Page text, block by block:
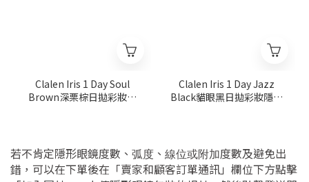
Clalen Iris 1 Day Soul
Brown深栗棕日拋彩妝隱
Clalen Iris 1 Day Jazz
Black貓眼黑日拋彩妝隱形
若不肯定隱形眼鏡度數、 弧度 、 線位或附加度數及避免出
錯，可以在下單後在「賣家和顧客訂單通訊」欄位下方點擊